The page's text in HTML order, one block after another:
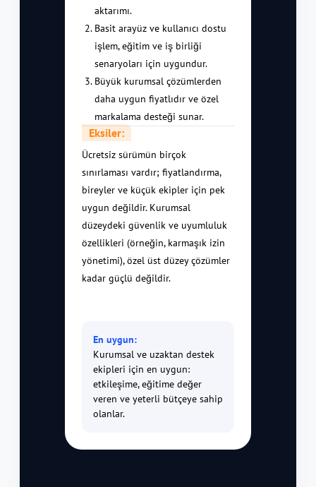
aktarımı.
Basit arayüz ve kullanıcı dostu
işlem, eğitim ve iş birliği
senaryoları için uygundur.
Büyük kurumsal çözümlerden
daha uygun fiyatlıdır ve özel
markalama desteği sunar.
Eksiler:
Ücretsiz sürümün birçok
sınırlaması vardır; fiyatlandırma,
bireyler ve küçük ekipler için pek
uygun değildir. Kurumsal
düzeydeki güvenlik ve uyumluluk
özellikleri (örneğin, karmaşık izin
yönetimi), özel üst düzey çözümler
kadar güçlü değildir.
En uygun:
Kurumsal ve uzaktan destek
ekipleri için en uygun:
etkileşime, eğitime değer
veren ve yeterli bütçeye sahip
olanlar.